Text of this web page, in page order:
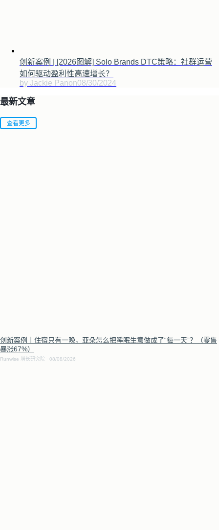
创新案例 | [2026图解] Solo Brands DTC策略：社群运营
如何驱动盈利性高速增长？
by Jackie Panon08/30/2024
最新文章
查看更多
创新案例｜住宿只有一晚，亚朵怎么把睡眠生意做成了“每一天”？（零售
暴涨67%）
Runwise 增长研究院 08/08/2026